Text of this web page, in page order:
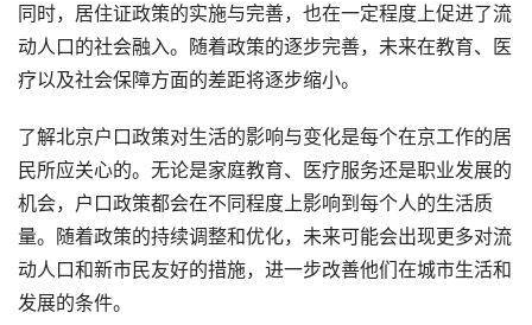
同时，居住证政策的实施与完善，也在一定程度上促进了流
动人口的社会融入。随着政策的逐步完善，未来在教育、医
疗以及社会保障方面的差距将逐步缩小。
了解北京户口政策对生活的影响与变化是每个在京工作的居
民所应关心的。无论是家庭教育、医疗服务还是职业发展的
机会，户口政策都会在不同程度上影响到每个人的生活质
量。随着政策的持续调整和优化，未来可能会出现更多对流
动人口和新市民友好的措施，进一步改善他们在城市生活和
发展的条件。